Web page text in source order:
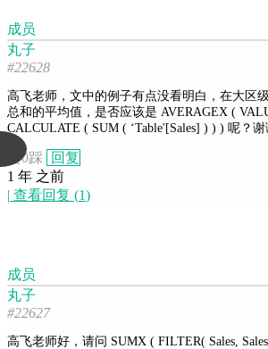
成员
丸子
#22628
高飞老师，文中的例子有点没看明白，在大区
总和的平均值，是否应该是 AVERAGEX (
CALCULATE ( SUM ( ‘Table'[Sales] ) ) ) 呢？谢
赞0踩
回复
1 年 之前
| 查看回复 (1)
成员
丸子
#22627
高飞老师好，请问 SUMX ( FILTER( Sales,